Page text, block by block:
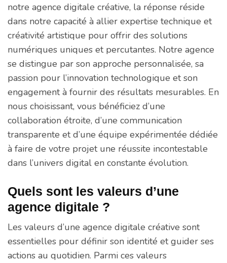
notre agence digitale créative, la réponse réside
dans notre capacité à allier expertise technique et
créativité artistique pour offrir des solutions
numériques uniques et percutantes. Notre agence
se distingue par son approche personnalisée, sa
passion pour l’innovation technologique et son
engagement à fournir des résultats mesurables. En
nous choisissant, vous bénéficiez d’une
collaboration étroite, d’une communication
transparente et d’une équipe expérimentée dédiée
à faire de votre projet une réussite incontestable
dans l’univers digital en constante évolution.
Quels sont les valeurs d’une
agence digitale ?
Les valeurs d’une agence digitale créative sont
essentielles pour définir son identité et guider ses
actions au quotidien. Parmi ces valeurs